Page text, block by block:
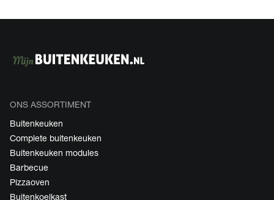
ONS ASSORTIMENT
Buitenkeuken
Complete buitenkeuken
Buitenkeuken modules
Barbecue
Pizzaoven
Buitenkoelkast